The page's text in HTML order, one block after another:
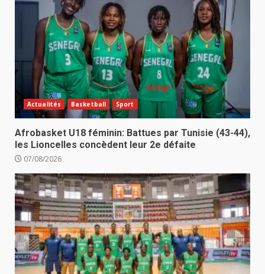
Actualités Basketball Sport
Afrobasket U18 féminin: Battues par Tunisie (43-44),
les Lioncelles concèdent leur 2e défaite
07/08/2026